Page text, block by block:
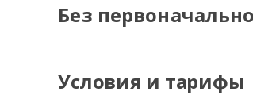
Без
Условия и тарифы